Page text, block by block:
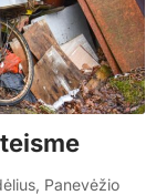
Panevėžio